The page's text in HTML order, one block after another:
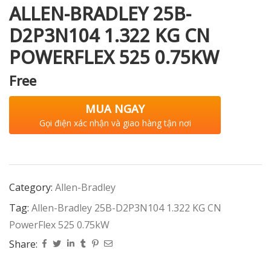
ALLEN-BRADLEY 25B-
D2P3N104 1.322 KG CN
POWERFLEX 525 0.75KW
Free
MUA NGAY
Gọi điện xác nhận và giao hàng tận nơi
Category: Allen-Bradley
Tag: Allen-Bradley 25B-D2P3N104 1.322 KG CN
PowerFlex 525 0.75kW
Share: